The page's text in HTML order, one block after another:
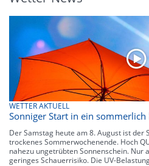
WETTER AKTUELL
Sonniger Start in ein sommerlich
Der Samstag heute am 8. August ist der
trockenes Sommerwochenende. Hoch
nahezu ungetrübten Sonnenschein. Nur
geringes Schauerrisiko. Die UV-